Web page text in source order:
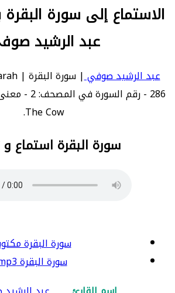
الاستماع إلى سورة
عبد الرشيد
عبد الرشيد صوفي
286 - رقم
The Cow.
سورة البقرة استماع
سورة البقرة
سورة البقرة mp3